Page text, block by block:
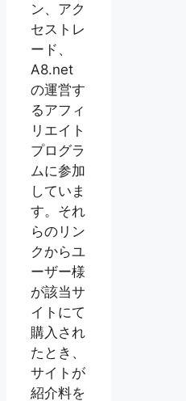
ン、アク
セストレ
ード、
A8.net
の運営す
るアフィ
リエイト
プログラ
ムに参加
していま
す。それ
らのリン
クからユ
ーザー様
が該当サ
イトにて
購入され
たとき、
サイトが
紹介料を